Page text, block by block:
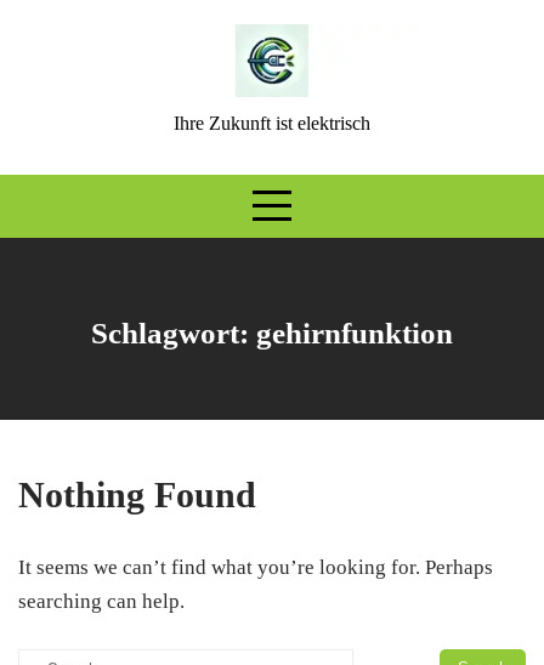
Ihre Zukunft ist elektrisch
Schlagwort: gehirnfunktion
Nothing Found
It seems we can’t find what you’re looking for. Perhaps
searching can help.